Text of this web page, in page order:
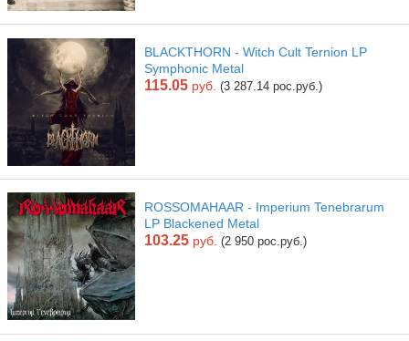
BLACKTHORN - Witch Cult Ternion LP
Symphonic Metal
115.05 руб. (3 287.14 рос.руб.)
ROSSOMAHAAR - Imperium Tenebrarum
LP Blackened Metal
103.25 руб. (2 950 рос.руб.)